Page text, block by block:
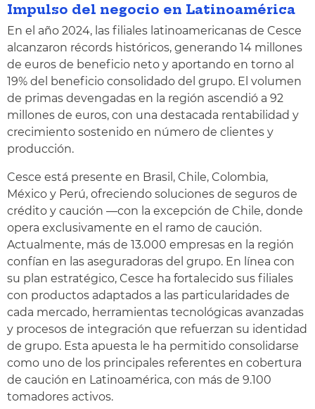
Impulso del negocio en Latinoamérica
En el año 2024, las filiales latinoamericanas de Cesce
alcanzaron récords históricos, generando 14 millones
de euros de beneficio neto y aportando en torno al
19% del beneficio consolidado del grupo. El volumen
de primas devengadas en la región ascendió a 92
millones de euros, con una destacada rentabilidad y
crecimiento sostenido en número de clientes y
producción.
Cesce está presente en Brasil, Chile, Colombia,
México y Perú, ofreciendo soluciones de seguros de
crédito y caución —con la excepción de Chile, donde
opera exclusivamente en el ramo de caución.
Actualmente, más de 13.000 empresas en la región
confían en las aseguradoras del grupo. En línea con
su plan estratégico, Cesce ha fortalecido sus filiales
con productos adaptados a las particularidades de
cada mercado, herramientas tecnológicas avanzadas
y procesos de integración que refuerzan su identidad
de grupo. Esta apuesta le ha permitido consolidarse
como uno de los principales referentes en cobertura
de caución en Latinoamérica, con más de 9.100
tomadores activos.